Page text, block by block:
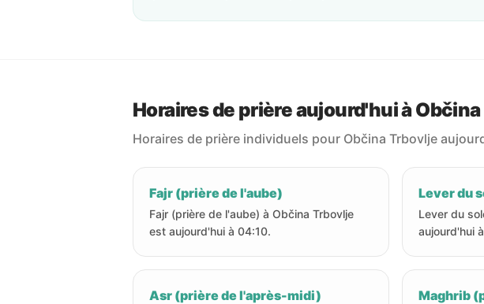
Horaires de prière aujourd'hui à
Horaires de prière individuels pour Občina Trbovlje
Fajr (prière de l'aube)
Fajr (prière de l'aube) à Občina Trbovlje
est aujourd'hui à 04:10.
Lever du
Lever du
aujourd'hui
Asr (prière de l'après-midi) Maghrib